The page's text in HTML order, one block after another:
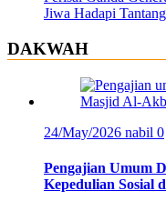
Jiwa Hadapi
DAKWAH
24/May/2026 nabil 0
Pengajian Umum
Kepedulian Sosial